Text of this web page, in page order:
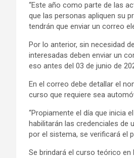
“Este año como parte de las
que las personas apliquen su
tendrán que enviar un correo
Por lo anterior, sin necesidad
interesadas deben enviar un
eso antes del 03 de junio de
En el correo debe detallar el
curso que requiere sea
“Propiamente el día que inicia
habilitarán las credenciales
por el sistema, se verificará el
Se brindará el curso teórico en